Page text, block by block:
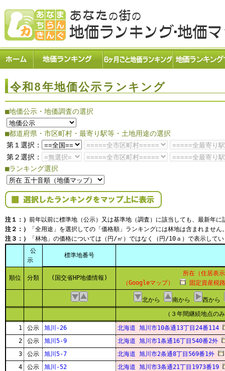
令和8年地価公示ランキング
■地価公示・地価調査の選択
■都道府県・市区町村・最寄り駅等・土地用途の選択
第１選択：
第２選択：
■ランキング選択
注１：） 前年以前に標準地（公示）又は基準地（調査）に該当しても、最新年
注２：）
「全用途」を選択しての「価格順」ランキングには林地は含まれません
注３：）
「林地」の価格については（円/㎡）ではなく（円/10ａ）で表示して
公
示
標準地番号
順位 分類 (国交省HP地価情報)
所在（住居表
（Googleマップ）
固定資産税路
北から 南から
西から
（３年間継続地点の
1
公示 旭川-26
北海道 旭川市10条通13丁目24番114
2
公示 旭川5-9
北海道 旭川市1条通16丁目540番2外
3
公示 旭川5-7
北海道 旭川市2条通8丁目569番1外
4
公示 旭川-52
北海道 旭川市3条通21丁目1973番19